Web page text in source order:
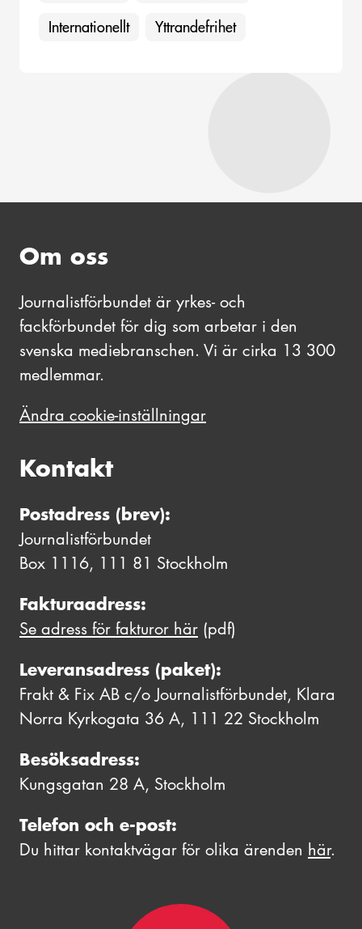
Internationellt Yttrandefrihet
Om oss
Journalistförbundet är yrkes- och
fackförbundet för dig som arbetar i den
svenska mediebranschen. Vi är cirka 13 300
medlemmar.
Ändra cookie-inställningar
Kontakt
Postadress (brev):
Journalistförbundet
Box 1116, 111 81 Stockholm
Fakturaadress:
Se adress för fakturor här (pdf)
Leveransadress (paket):
Frakt & Fix AB c/o Journalistförbundet, Klara
Norra Kyrkogata 36 A, 111 22 Stockholm
Besöksadress:
Kungsgatan 28 A, Stockholm
Telefon och e-post:
Du hittar kontaktvägar för olika ärenden här.